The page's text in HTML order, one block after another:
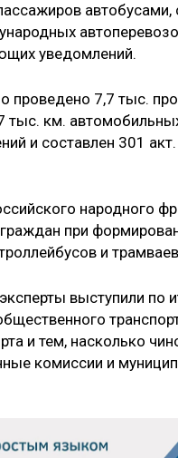
уведомлений.
проведено 7,7 тыс.
тыс. км.
и составлен 301
народного
при
и
выступили по
и тем, насколько
комиссии и